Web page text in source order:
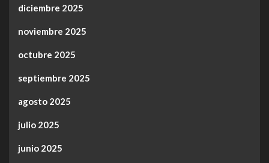
diciembre 2025
noviembre 2025
octubre 2025
septiembre 2025
agosto 2025
julio 2025
junio 2025